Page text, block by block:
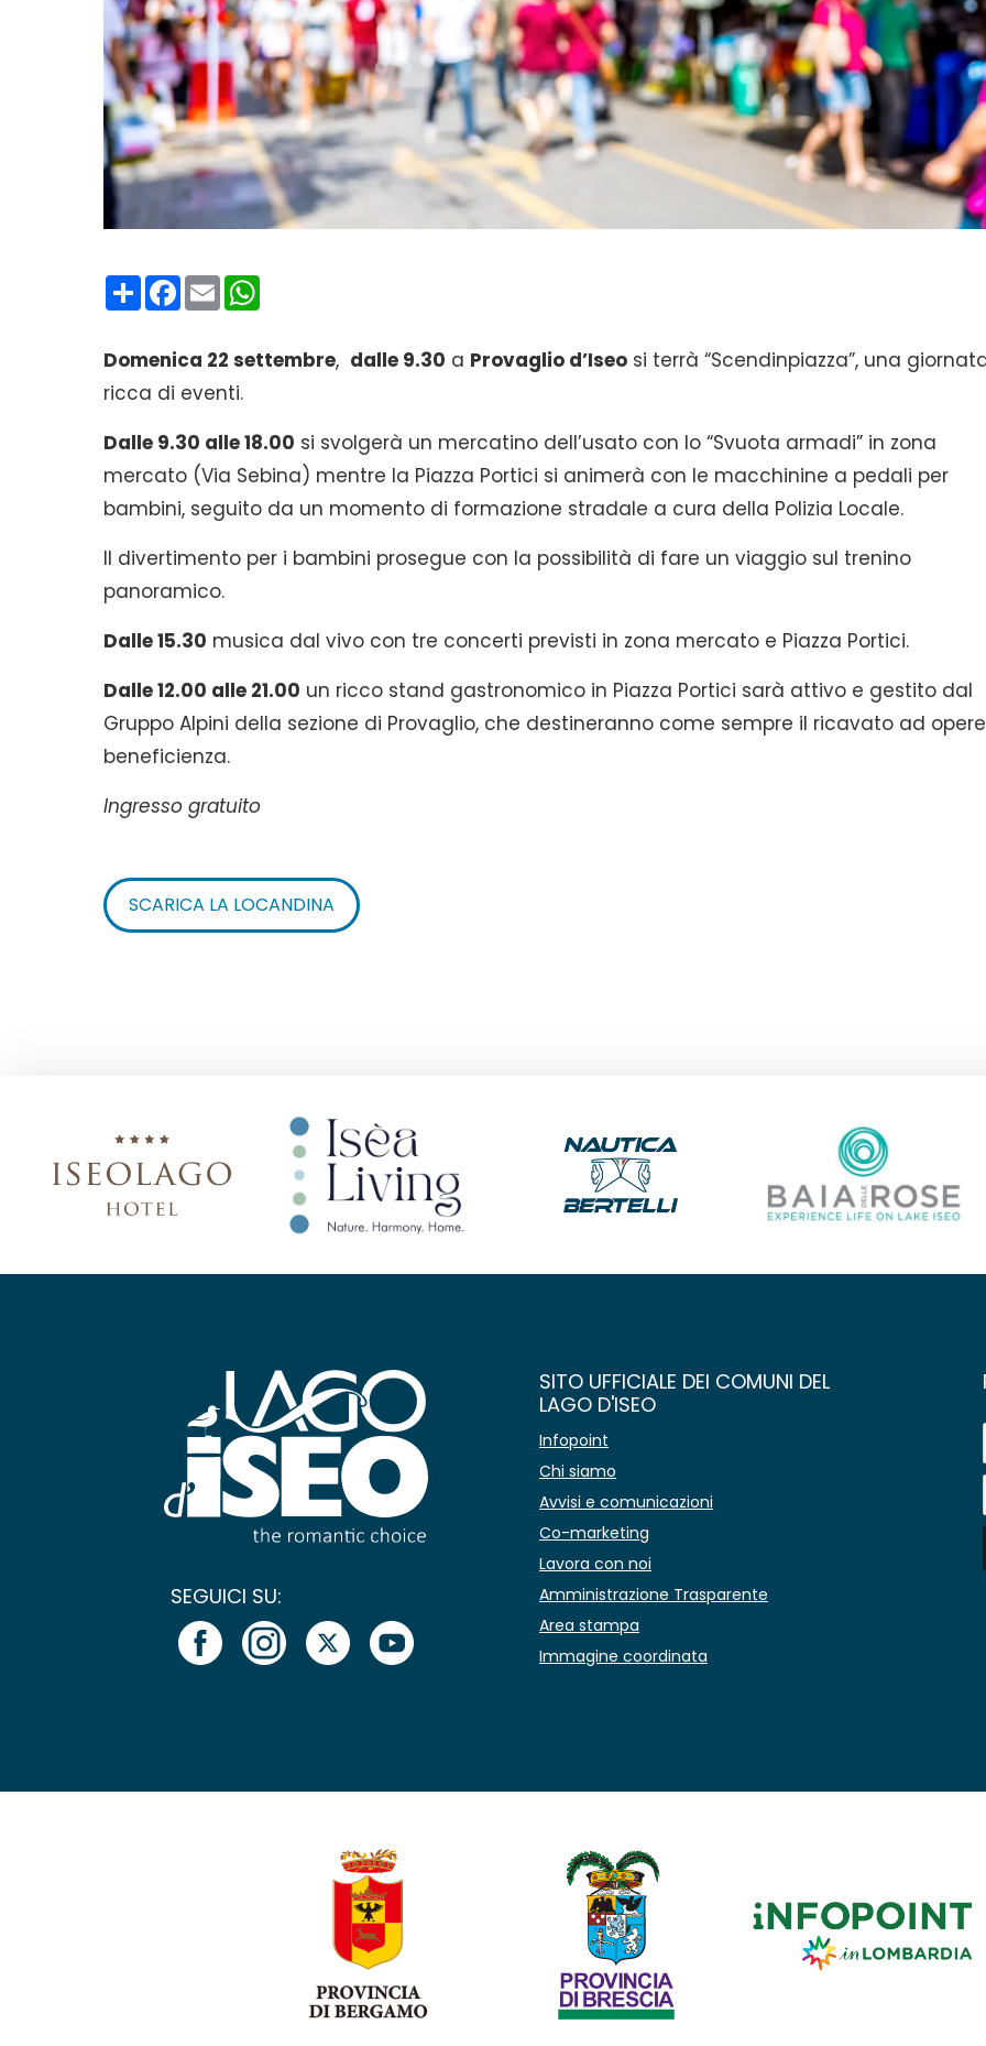
CondividiFacebook
Email
Domenica 22 settembre, dalle 9.30 a Provaglio d’Iseo si terrà “Scendinpiazza”, una
ricca di eventi.
Dalle 9.30 alle 18.00 si svolgerà un mercatino dell’usato con lo “Svuota armadi” in zona
mercato (Via Sebina) mentre la Piazza Portici si animerà con le macchinine a pedali per
bambini, seguito da un momento di formazione stradale a cura della Polizia Locale.
Il divertimento per i bambini prosegue con la possibilità di fare un viaggio sul trenino
panoramico.
Dalle 15.30 musica dal vivo con tre concerti previsti in zona mercato e Piazza Portici.
Dalle 12.00 alle 21.00 un ricco stand gastronomico in Piazza Portici sarà attivo e gestito dal
Gruppo Alpini della sezione di Provaglio, che destineranno come sempre il ricavato ad
beneficienza.
Ingresso gratuito
SCARICA LA LOCANDINA
SEGUICI SU:
SITO UFFICIALE DEI COMUNI DEL
LAGO D'ISEO
Infopoint
Chi siamo
Avvisi e comunicazioni
Co-marketing
Lavora con noi
Amministrazione Trasparente
Area stampa
Immagine coordinata